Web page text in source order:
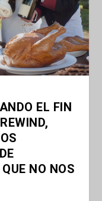
EL FIN
NO NOS